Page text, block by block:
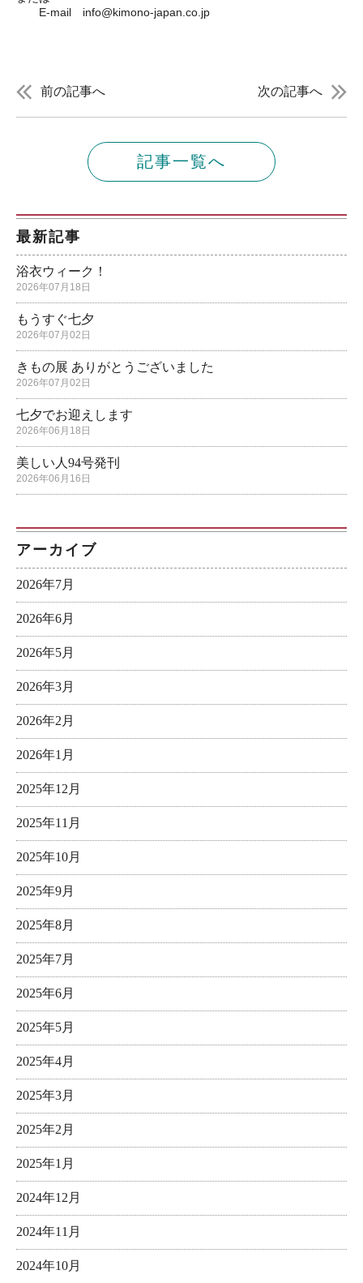
E-mail info@kimono-japan.co.jp
前の記事へ 次の記事へ
記事一覧へ
最新記事
浴衣ウィーク！
2026年07月18日
もうすぐ七夕
2026年07月02日
きもの展 ありがとうございました
2026年07月02日
七夕でお迎えします
2026年06月18日
美しい人94号発刊
2026年06月16日
アーカイブ
2026年7月
2026年6月
2026年5月
2026年3月
2026年2月
2026年1月
2025年12月
2025年11月
2025年10月
2025年9月
2025年8月
2025年7月
2025年6月
2025年5月
2025年4月
2025年3月
2025年2月
2025年1月
2024年12月
2024年11月
2024年10月